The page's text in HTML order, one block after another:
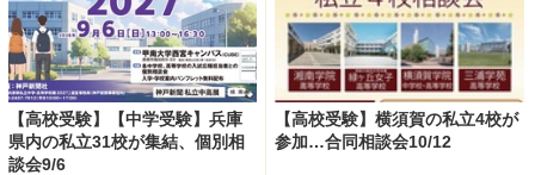
【高校受験】【中学受験】兵庫
県内の私立31校が集結、個別相
談会9/6
【高校受験】横須賀の私立4校が
参加…合同相談会10/12